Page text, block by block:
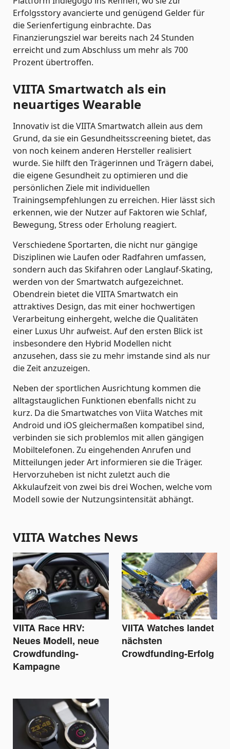
Erfolgsstory avancierte und genügend Gelder für
die Serienfertigung einbrachte. Das
Finanzierungsziel war bereits nach 24 Stunden
erreicht und zum Abschluss um mehr als 700
Prozent übertroffen.
VIITA Smartwatch als ein
neuartiges Wearable
Innovativ ist die VIITA Smartwatch allein aus dem
Grund, da sie ein Gesundheitsscreening bietet, das
von noch keinem anderen Hersteller realisiert
wurde. Sie hilft den Trägerinnen und Trägern dabei,
die eigene Gesundheit zu optimieren und die
persönlichen Ziele mit individuellen
Trainingsempfehlungen zu erreichen. Hier lässt sich
erkennen, wie der Nutzer auf Faktoren wie Schlaf,
Bewegung, Stress oder Erholung reagiert.
Verschiedene Sportarten, die nicht nur gängige
Disziplinen wie Laufen oder Radfahren umfassen,
sondern auch das Skifahren oder Langlauf-Skating,
werden von der Smartwatch aufgezeichnet.
Obendrein bietet die VIITA Smartwatch ein
attraktives Design, das mit einer hochwertigen
Verarbeitung einhergeht, welche die Qualitäten
einer Luxus Uhr aufweist. Auf den ersten Blick ist
insbesondere den Hybrid Modellen nicht
anzusehen, dass sie zu mehr imstande sind als nur
die Zeit anzuzeigen.
Neben der sportlichen Ausrichtung kommen die
alltagstauglichen Funktionen ebenfalls nicht zu
kurz. Da die Smartwatches von Viita Watches mit
Android und iOS gleichermaßen kompatibel sind,
verbinden sie sich problemlos mit allen gängigen
Mobiltelefonen. Zu eingehenden Anrufen und
Mitteilungen jeder Art informieren sie die Träger.
Hervorzuheben ist nicht zuletzt auch die
Akkulaufzeit von zwei bis drei Wochen, welche vom
Modell sowie der Nutzungsintensität abhängt.
VIITA Watches News
VIITA Race HRV:
Neues Modell, neue
Crowdfunding-
Kampagne
VIITA Watches landet
nächsten
Crowdfunding-Erfolg